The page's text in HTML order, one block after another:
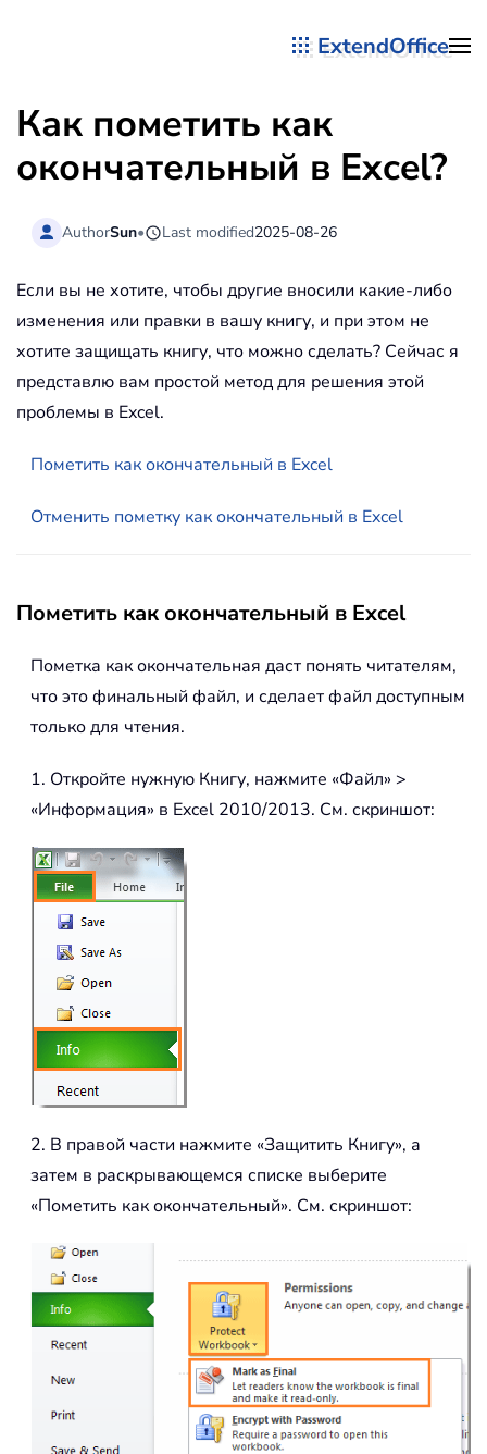
ExtendOffice
Как пометить как
окончательный в Excel?
AuthorSun• Last modified2025-08-26
Если вы не хотите, чтобы другие вносили какие-либо
изменения или правки в вашу книгу, и при этом не
хотите защищать книгу, что можно сделать? Сейчас я
представлю вам простой метод для решения этой
проблемы в Excel.
Пометить как окончательный в Excel
Отменить пометку как окончательный в Excel
Пометить как окончательный в Excel
Пометка как окончательная даст понять читателям,
что это финальный файл, и сделает файл доступным
только для чтения.
1. Откройте нужную Книгу, нажмите «Файл» >
«Информация» в Excel 2010/2013. См. скриншот:
2. В правой части нажмите «Защитить Книгу», а
затем в раскрывающемся списке выберите
«Пометить как окончательный». См. скриншот: